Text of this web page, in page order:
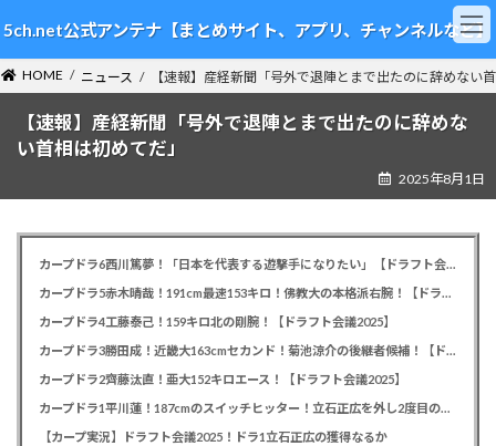
ン
テ
ン
ツ
ビ
ゲ
ー
シ
5ch.net公式アンテナ【まとめサイト、アプリ、チャンネルなど】
HOME ニュース 【速報】産経新聞「号外で退陣とまで出たのに辞めない
【速報】産経新聞「号外で退陣とまで出たのに辞めな
い首相は初めてだ」
2025年8月1日
カープドラ6西川篤夢！「日本を代表する遊撃手になりたい」【ドラフト会議2025】
カープドラ5赤木晴哉！191cm最速153キロ！佛教大の本格派右腕！【ドラフト会議2025】
カープドラ4工藤泰己！159キロ北の剛腕！【ドラフト会議2025】
カープドラ3勝田成！近畿大163cmセカンド！菊池涼介の後継者候補！【ドラフト会議2025】
カープドラ2齊藤汰直！亜大152キロエース！【ドラフト会議2025】
カープドラ1平川蓮！187cmのスイッチヒッター！立石正広を外し2度目の重複も新井監督がクジを引き当てる！【ドラフト会議2025】
【カープ実況】ドラフト会議2025！ドラ1立石正広の獲得なるか